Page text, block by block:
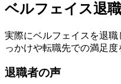
ベルフェイス退
実際にベルフェイスを退
っかけや転職先での満足度
退職者の声